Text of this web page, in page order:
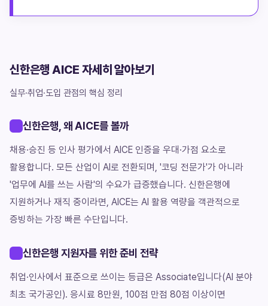
신한은행 AICE 자세히 알아보기
실무·취업·도입 관점의 핵심 정리
신한은행, 왜 AICE를 볼까
채용·승진 등 인사 평가에서 AICE 인증을 우대·가점 요소로
활용합니다. 모든 산업이 AI로 전환되며, '코딩 전문가'가 아니라
'업무에 AI를 쓰는 사람'의 수요가 급증했습니다. 신한은행에
지원하거나 재직 중이라면, AICE는 AI 활용 역량을 객관적으로
증빙하는 가장 빠른 수단입니다.
신한은행 지원자를 위한 준비 전략
취업·인사에서 표준으로 쓰이는 등급은 Associate입니다(AI 분야
최초 국가공인). 응시료 8만원, 100점 만점 80점 이상이면